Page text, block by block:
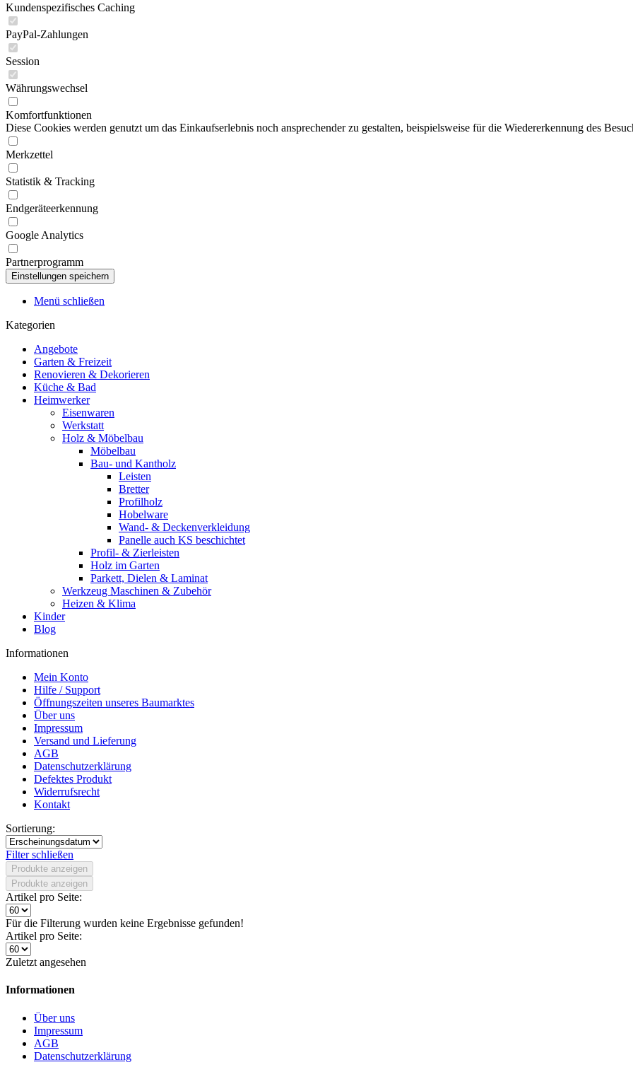
Kundenspezifisches Caching
PayPal-Zahlungen
Session
Währungswechsel
Komfortfunktionen
Diese Cookies werden genutzt um das Einkaufserlebnis noch ansprechender zu gestalten, beispielsweise für die Wiedererkennung des
Merkzettel
Statistik & Tracking
Endgeräteerkennung
Google Analytics
Partnerprogramm
Menü schließen
Kategorien
Angebote
Garten & Freizeit
Renovieren & Dekorieren
Küche & Bad
Heimwerker
Eisenwaren
Werkstatt
Holz & Möbelbau
Möbelbau
Bau- und Kantholz
Leisten
Bretter
Profilholz
Hobelware
Wand- & Deckenverkleidung
Panelle auch KS beschichtet
Profil- & Zierleisten
Holz im Garten
Parkett, Dielen & Laminat
Werkzeug Maschinen & Zubehör
Heizen & Klima
Kinder
Blog
Informationen
Mein Konto
Hilfe / Support
Öffnungszeiten unseres Baumarktes
Über uns
Impressum
Versand und Lieferung
AGB
Datenschutzerklärung
Defektes Produkt
Widerrufsrecht
Kontakt
Sortierung:
Filter schließen
Produkte anzeigen
Produkte anzeigen
Artikel pro Seite:
Für die Filterung wurden keine Ergebnisse gefunden!
Artikel pro Seite:
Zuletzt angesehen
Informationen
Über uns
Impressum
AGB
Datenschutzerklärung